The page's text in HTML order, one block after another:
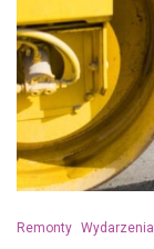
Remonty Wydarzenia